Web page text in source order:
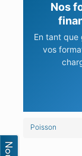
Nos
En tant que
vos
Poisson